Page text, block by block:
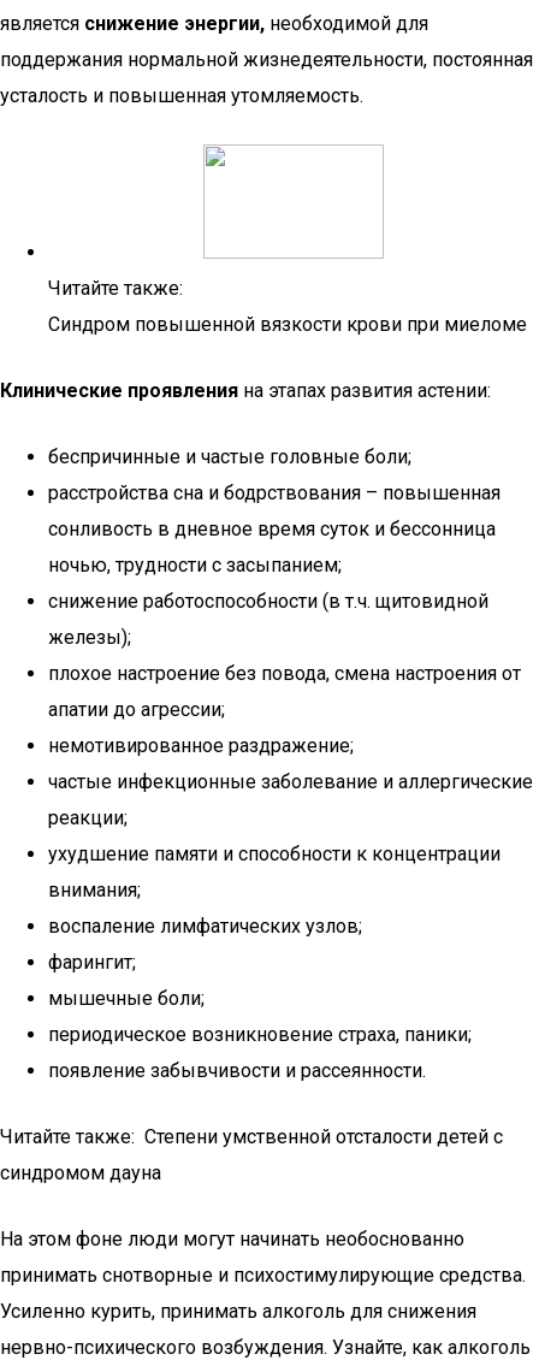
является снижение энергии, необходимой для
поддержания нормальной жизнедеятельности, постоянная
усталость и повышенная утомляемость.
Читайте также:
Синдром повышенной вязкости крови при миеломе
Клинические проявления на этапах развития астении:
беспричинные и частые головные боли;
расстройства сна и бодрствования – повышенная
сонливость в дневное время суток и бессонница
ночью, трудности с засыпанием;
снижение работоспособности (в т.ч. щитовидной
железы);
плохое настроение без повода, смена настроения от
апатии до агрессии;
немотивированное раздражение;
частые инфекционные заболевание и аллергические
реакции;
ухудшение памяти и способности к концентрации
внимания;
воспаление лимфатических узлов;
фарингит;
мышечные боли;
периодическое возникновение страха, паники;
появление забывчивости и рассеянности.
Читайте также: Степени умственной отсталости детей с
синдромом дауна
На этом фоне люди могут начинать необоснованно
принимать снотворные и психостимулирующие средства.
Усиленно курить, принимать алкоголь для снижения
нервно-психического возбуждения. Узнайте, как алкоголь